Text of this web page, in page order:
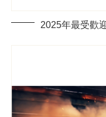
2025年最受歡